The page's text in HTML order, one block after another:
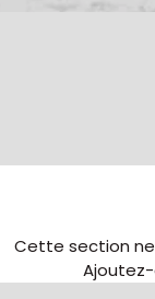
Cette section